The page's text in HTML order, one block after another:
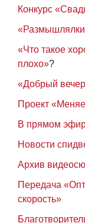
Конкурс
«Что такое
плохо»?
«Добрый
Проект
В прямом
Новости
Архив
Передача
скорость»